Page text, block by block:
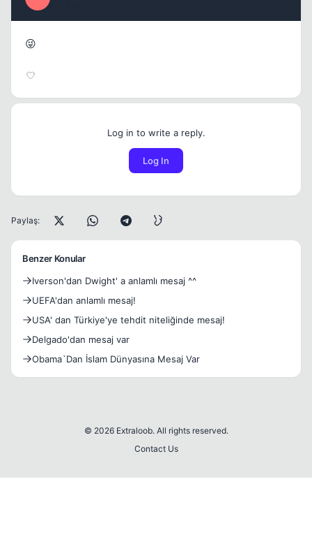
😜
Log in to write a reply.
Log In
Paylaş:
Benzer Konular
Iverson'dan Dwight' a anlamlı mesaj ^^
UEFA'dan anlamlı mesaj!
USA' dan Türkiye'ye tehdit niteliğinde mesaj!
Delgado'dan mesaj var
Obama`Dan İslam Dünyasına Mesaj Var
© 2026 Extraloob. All rights reserved.
Contact Us